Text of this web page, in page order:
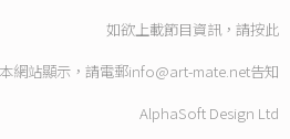
如欲上載節目資訊，請按此
網站顯示，請電郵info@art-mate.net告知
AlphaSoft Design Ltd